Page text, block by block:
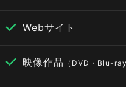
Webサイト
映像作品 （DVD・Blu-ray